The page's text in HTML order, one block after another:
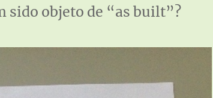
sido objeto de “as built”?